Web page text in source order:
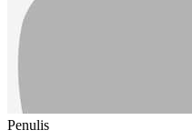
Penulis